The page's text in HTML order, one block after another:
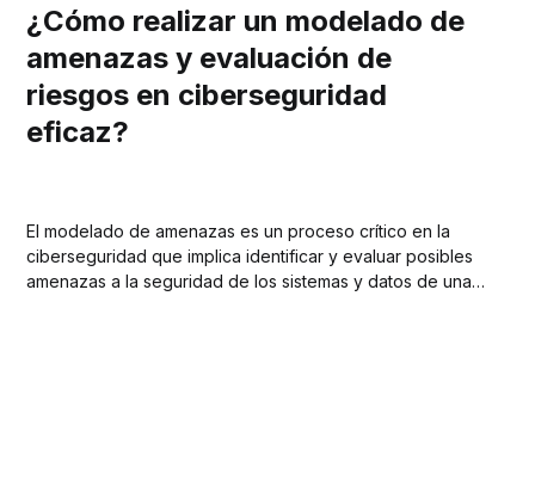
¿Cómo realizar un modelado de
amenazas y evaluación de
riesgos en ciberseguridad
eficaz?
El modelado de amenazas es un proceso crítico en la
ciberseguridad que implica identificar y evaluar posibles
amenazas a la seguridad de los sistemas y datos de una